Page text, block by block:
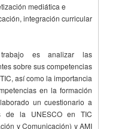
mediática e
integración curricular
es analizar las
sobre sus competencias
así como la importancia
en la formación
un cuestionario a
de la UNESCO en TIC
y Comunicación) y AMI